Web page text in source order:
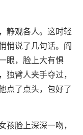
静观各人。这时轻
悄说了几句话。阎
眼，脸上大有惧
独臂人夹手夺过，
点了点头，包好了
孩脸上深深一吻，